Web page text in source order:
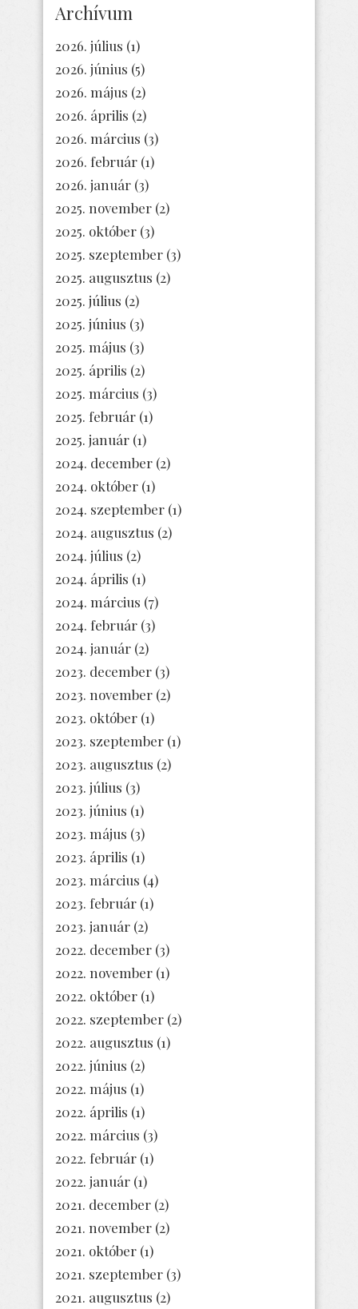
Archívum
2026. július (1)
2026. június (5)
2026. május (2)
2026. április (2)
2026. március (3)
2026. február (1)
2026. január (3)
2025. november (2)
2025. október (3)
2025. szeptember (3)
2025. augusztus (2)
2025. július (2)
2025. június (3)
2025. május (3)
2025. április (2)
2025. március (3)
2025. február (1)
2025. január (1)
2024. december (2)
2024. október (1)
2024. szeptember (1)
2024. augusztus (2)
2024. július (2)
2024. április (1)
2024. március (7)
2024. február (3)
2024. január (2)
2023. december (3)
2023. november (2)
2023. október (1)
2023. szeptember (1)
2023. augusztus (2)
2023. július (3)
2023. június (1)
2023. május (3)
2023. április (1)
2023. március (4)
2023. február (1)
2023. január (2)
2022. december (3)
2022. november (1)
2022. október (1)
2022. szeptember (2)
2022. augusztus (1)
2022. június (2)
2022. május (1)
2022. április (1)
2022. március (3)
2022. február (1)
2022. január (1)
2021. december (2)
2021. november (2)
2021. október (1)
2021. szeptember (3)
2021. augusztus (2)